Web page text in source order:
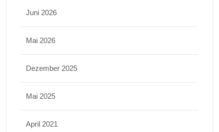
Juni 2026
Mai 2026
Dezember 2025
Mai 2025
April 2021